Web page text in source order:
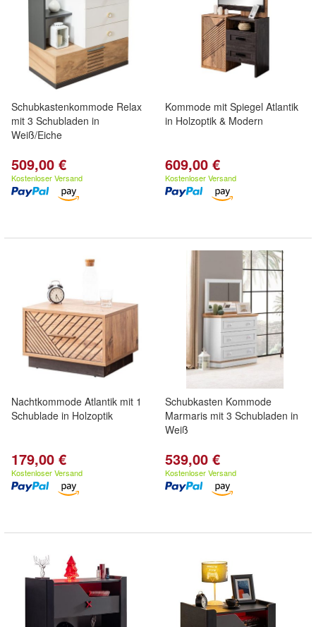
Schubkastenkommode Relax
mit 3 Schubladen in
Weiß/Eiche
509,00 €
Kostenloser Versand
Kommode mit Spiegel Atlantik
in Holzoptik & Modern
609,00 €
Kostenloser Versand
Nachtkommode Atlantik mit 1
Schublade in Holzoptik
179,00 €
Kostenloser Versand
Schubkasten Kommode
Marmaris mit 3 Schubladen in
Weiß
539,00 €
Kostenloser Versand